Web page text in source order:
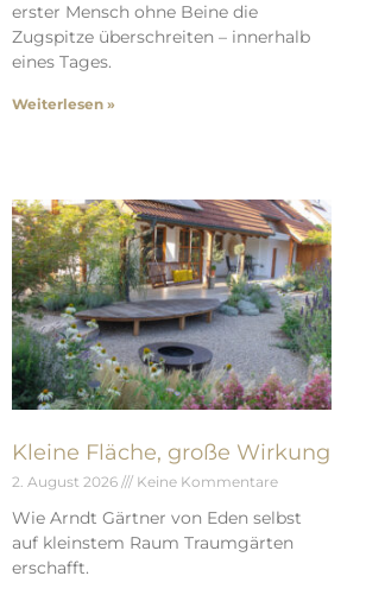
erster Mensch ohne Beine die
Zugspitze überschreiten – innerhalb
eines Tages.
Weiterlesen »
Kleine Fläche, große Wirkung
2. August 2026 Keine Kommentare
Wie Arndt Gärtner von Eden selbst
auf kleinstem Raum Traumgärten
erschafft.